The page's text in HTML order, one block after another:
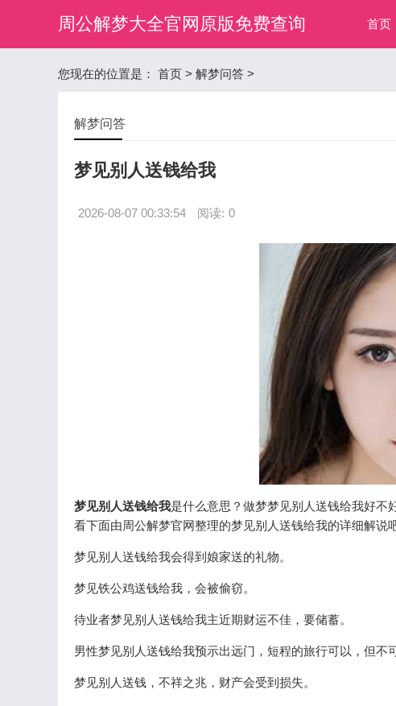
周公解梦大全官网原版免费查询 首页
您现在的位置是： 首页 > 解梦问答 >
解梦问答
梦见别人送钱给我
2026-08-07 00:33:54 阅读: 0
梦见别人送钱给我是什么意思？做梦梦见别人送钱给我好不
看下面由周公解梦官网整理的梦见别人送钱给我的详细解说吧
梦见别人送钱给我会得到娘家送的礼物。
梦见铁公鸡送钱给我，会被偷窃。
待业者梦见别人送钱给我主近期财运不佳，要储蓄。
男性梦见别人送钱给我预示出远门，短程的旅行可以，但不
梦见别人送钱，不祥之兆，财产会受到损失。